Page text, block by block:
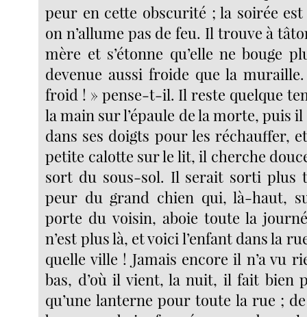
peur en cette obscurité ; la soirée est
on n’allume pas de feu. Il trouve à
mère et s’étonne qu’elle ne bouge
devenue aussi froide que la
froid ! » pense-t-il. Il reste quelque
la main sur l’épaule de la morte, puis
dans ses doigts pour les réchauffer,
petite calotte sur le lit, il cherche
sort du sous-sol. Il serait sorti plus
peur du grand chien qui, là-haut,
porte du voisin, aboie toute la
n’est plus là, et voici l’enfant dans la
quelle ville ! Jamais encore il n’a vu
bas, d’où il vient, la nuit, il fait bien
qu’une lanterne pour toute la rue ;